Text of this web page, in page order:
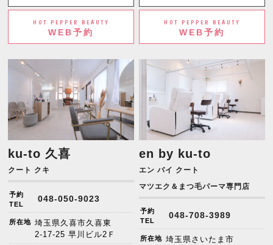
HOT PEPPER BEAUTY
WEB予約
HOT PEPPER BEAUTY
WEB予約
ku-to 久喜
クート クキ
予約
TEL
048-050-9023
所在地 埼玉県久喜市久喜東
2-17-25 早川ビル2Ｆ
en by ku-to
エン バイ クート
マツエク＆まつ毛パーマ専門店
予約
TEL
048-708-3989
所在地 埼玉県さいたま市